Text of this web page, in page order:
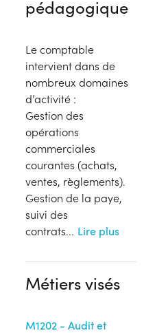
pédagogique
Le comptable
intervient dans de
nombreux domaines
d’activité :
Gestion des
opérations
commerciales
courantes (achats,
ventes, règlements).
Gestion de la paye,
suivi des
contrats... Lire plus
Métiers visés
M1202 - Audit et